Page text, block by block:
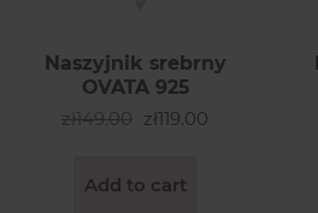
Naszyjnik srebrny
OVATA 925
zł149.00 zł119.00
Add to cart